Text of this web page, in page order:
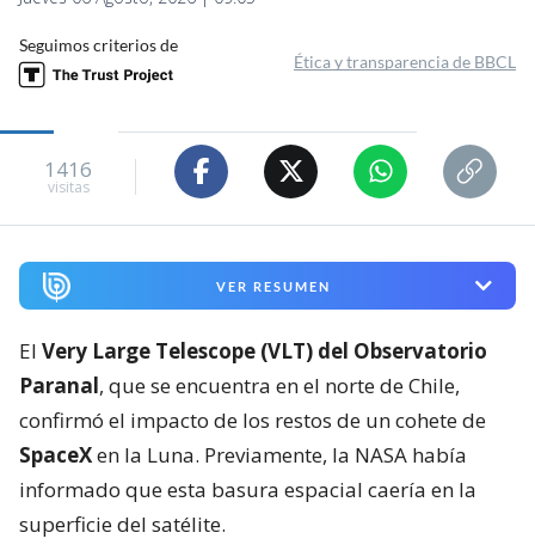
Seguimos criterios de
Ética y transparencia de BBCL
1416
visitas
VER RESUMEN
El Very Large Telescope (VLT) del Observatorio
Paranal, que se encuentra en el norte de Chile,
confirmó el impacto de los restos de un cohete de
SpaceXen la Luna. Previamente, la NASA había
informado que esta basura espacial caería en la
superficie del satélite.